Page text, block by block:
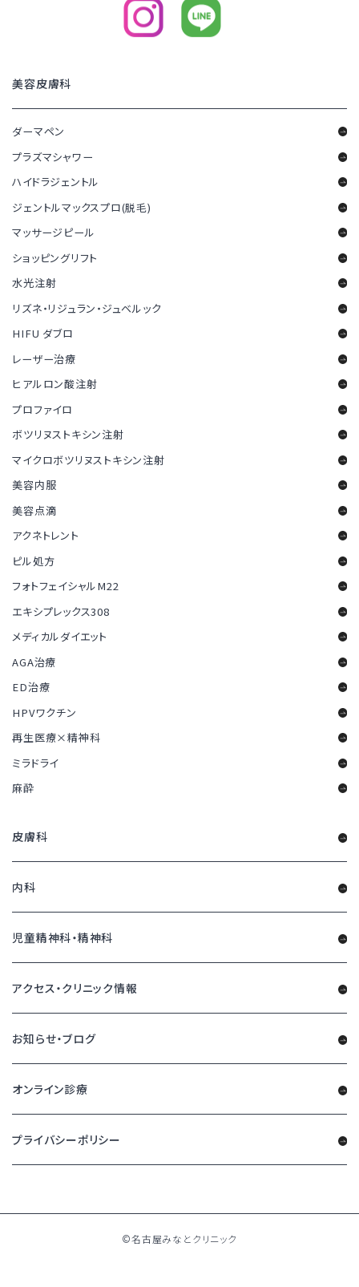
美容皮膚科
ダーマペン
プラズマシャワー
ハイドラジェントル
ジェントルマックスプロ(脱毛)
マッサージピール
ショッピングリフト
水光注射
リズネ・リジュラン・ジュベルック
HIFU ダブロ
レーザー治療
ヒアルロン酸注射
プロファイロ
ボツリヌストキシン注射
マイクロボツリヌストキシン注射
美容内服
美容点滴
アクネトレント
ピル処方
フォトフェイシャルM22
エキシプレックス308
メディカルダイエット
AGA治療
ED治療
HPVワクチン
再生医療×精神科
ミラドライ
麻酔
皮膚科
内科
児童精神科・精神科
アクセス・クリニック情報
お知らせ・ブログ
オンライン診療
プライバシーポリシー
©名古屋みなとクリニック